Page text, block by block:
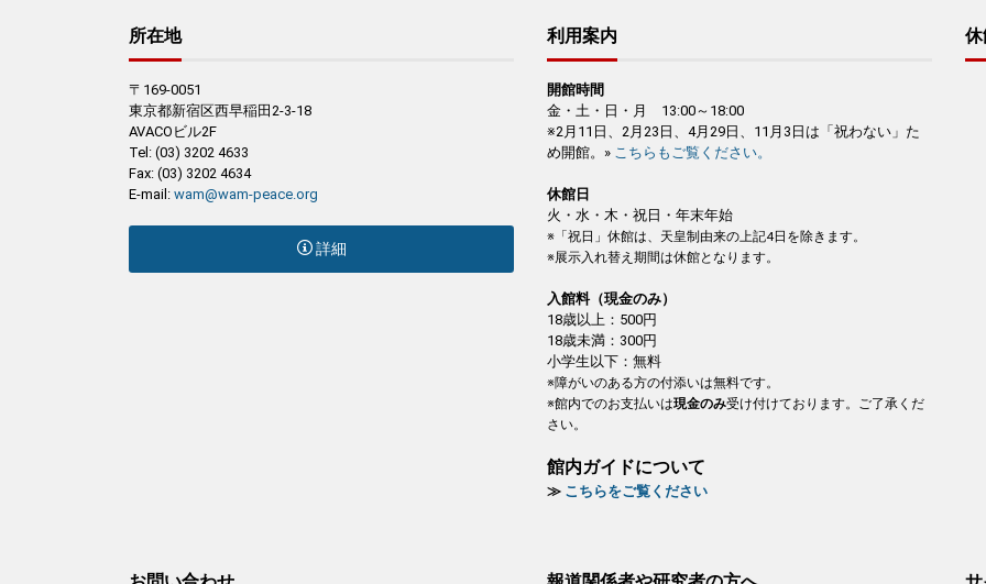
所在地
〒169-0051
東京都新宿区西早稲田2-3-18
AVACOビル2F
Tel: (03) 3202 4633
Fax: (03) 3202 4634
E-mail: wam@wam-peace.org
詳細
利用案内
開館時間
金・土・日・月 13:00～18:00
※2月11日、2月23日、4月29日、11月3日は「祝わない」た
め開館。» こちらもご覧ください。
休館日
火・水・木・祝日・年末年始
※「祝日」休館は、天皇制由来の上記4日を除きます。
※展示入れ替え期間は休館となります。
入館料（現金のみ）
18歳以上：500円
18歳未満：300円
小学生以下：無料
※障がいのある方の付添いは無料です。
※館内でのお支払いは現金のみ受け付けております。ご了承くだ
さい。
館内ガイドについて
≫ こちらをご覧ください